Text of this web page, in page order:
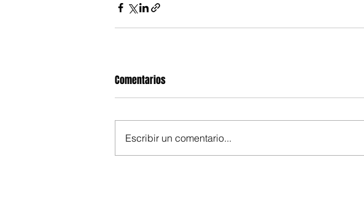
Comentarios
Escribir un comentario...